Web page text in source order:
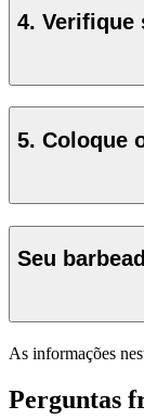
4. Verifique
5. Coloque
Seu
As informações
Perguntas